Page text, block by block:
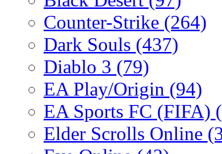
Counter-Strike (264)
Dark Souls (437)
Diablo 3 (79)
EA Play/Origin (94)
EA Sports FC (FIFA)
Elder Scrolls Online